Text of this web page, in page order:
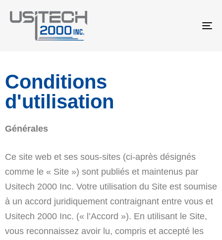
Conditions
d'utilisation
Générales
Ce site web et ses sous-sites (ci-après désignés
comme le « Site ») sont publiés et maintenus par
Usitech 2000 Inc. Votre utilisation du Site est soumise
à un accord juridiquement contraignant entre vous et
Usitech 2000 Inc. (« l’Accord »). En utilisant le Site,
vous reconnaissez avoir lu, compris et accepté les